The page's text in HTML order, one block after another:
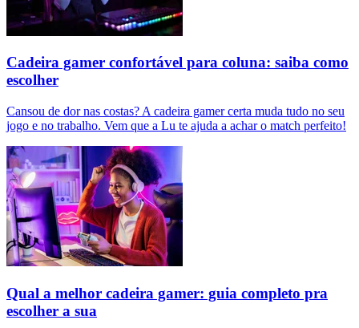
Cadeira gamer confortável para coluna: saiba como
escolher
Cansou de dor nas costas? A cadeira gamer certa muda tudo no seu
jogo e no trabalho. Vem que a Lu te ajuda a achar o match perfeito!
Qual a melhor cadeira gamer: guia completo pra
escolher a sua